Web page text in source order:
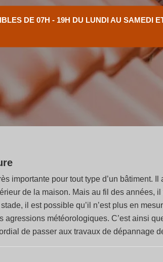
DE 07H - 19H DU LUNDI AU SAMEDI
importante pour tout type d’un bâtiment. Il
de la maison. Mais au fil des années,
il est possible qu’il n’est plus en
agressions météorologiques. C’est ainsi
de passer aux travaux de dépannage